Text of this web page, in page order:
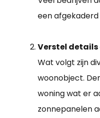
een
Verstel details
Wat volgt zijn
woonobject.
woning wat er
zonnepanelen